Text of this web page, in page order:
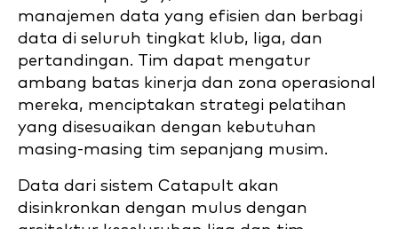
manajemen data yang efisien dan berbagi
data di seluruh tingkat klub, liga, dan
pertandingan. Tim dapat mengatur
ambang batas kinerja dan zona operasional
mereka, menciptakan strategi pelatihan
yang disesuaikan dengan kebutuhan
masing-masing tim sepanjang musim.
Data dari sistem Catapult akan
disinkronkan dengan mulus dengan